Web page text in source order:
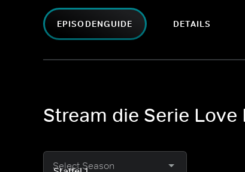
EPISODENGUIDE DETAILS
Stream die Serie
Select Season